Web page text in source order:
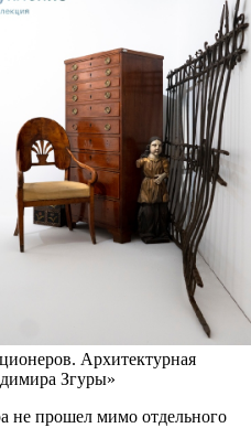
Архитектурная
Згуры»
не прошел мимо отдельного